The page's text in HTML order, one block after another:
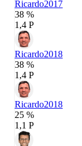
Ricardo2017
38 %
1,4 P
Ricardo2018
38 %
1,4 P
Ricardo2018
25 %
1,1 P